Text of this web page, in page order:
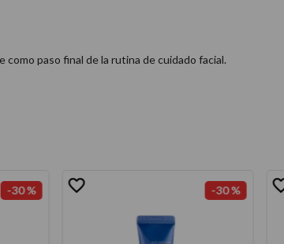
paso final de la rutina de cuidado facial.
-30 % -30 %